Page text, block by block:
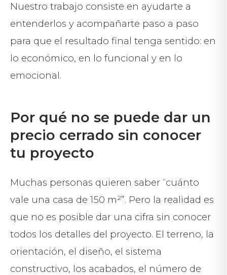
Nuestro trabajo consiste en ayudarte a
entenderlos y acompañarte paso a paso
para que el resultado final tenga sentido: en
lo económico, en lo funcional y en lo
emocional.
Por qué no se puede dar un
precio cerrado sin conocer
tu proyecto
Muchas personas quieren saber “cuánto
vale una casa de 150 m²”. Pero la realidad es
que no es posible dar una cifra sin conocer
todos los detalles del proyecto. El terreno, la
orientación, el diseño, el sistema
constructivo, los acabados, el número de